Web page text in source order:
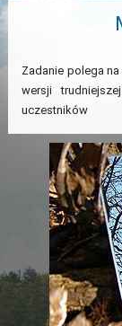
Zadanie polega
wersji
uczestników